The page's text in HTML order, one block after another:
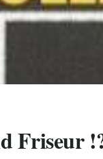
Friseur